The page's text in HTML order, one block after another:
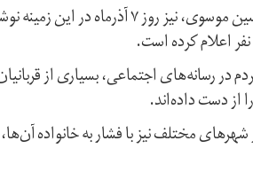
کانال تلگرامی وبسایت «کلمه»، نزدیک به میرحسین
رسانه‌های اجتماعی، بسیاری از
از دست داده‌اند.
مختلف نیز با فشار به خانواده